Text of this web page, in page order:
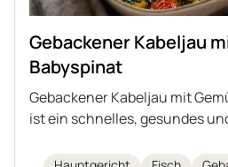
Gebackener Kabeljau
Babyspinat
Gebackener Kabeljau mit
ist ein schnelles, gesundes
Kabeljaufilets werden auf